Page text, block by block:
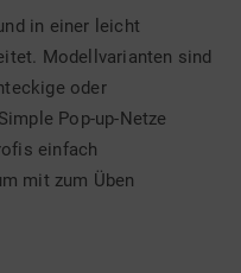
in einer leicht
Modellvarianten sind
oder
Pop-up-Netze
einfach
mit zum Üben